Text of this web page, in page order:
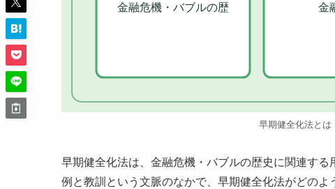
金融危機・バブルの歴 金
早期健全化法とは
早期健全化法は、金融危機・バブルの歴史に関連す
例と教訓という文脈のなかで、早期健全化法がどのよ